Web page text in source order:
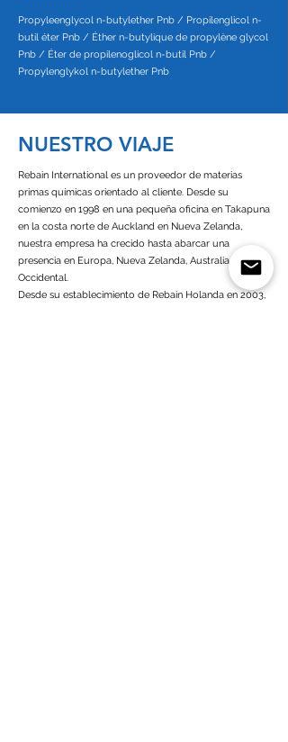
Propyleenglycol n-butylether Pnb / Propilenglicol n-
butil éter Pnb / Éther n-butylique de propylène glycol
Pnb / Éter de propilenoglicol n-butil Pnb /
Propylenglykol n-butylether Pnb
NUESTRO VIAJE
Rebain International es un proveedor de materias
primas químicas orientado al cliente. Desde su
comienzo en 1998 en una pequeña oficina en Takapuna
en la costa norte de Auckland en Nueva Zelanda,
nuestra empresa ha crecido hasta abarcar una
presencia en Europa, Nueva Zelanda, Australia y África
Occidental.
Desde su establecimiento de Rebain Holanda en 2003,